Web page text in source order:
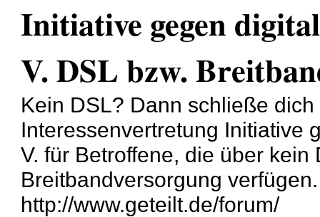
Initiative gegen
V. DSL bzw.
Kein DSL? Dann schließe
Interessenvertretung Initiative
V. für Betroffene, die über
Breitbandversorgung verfügen.
http://www.geteilt.de/forum/